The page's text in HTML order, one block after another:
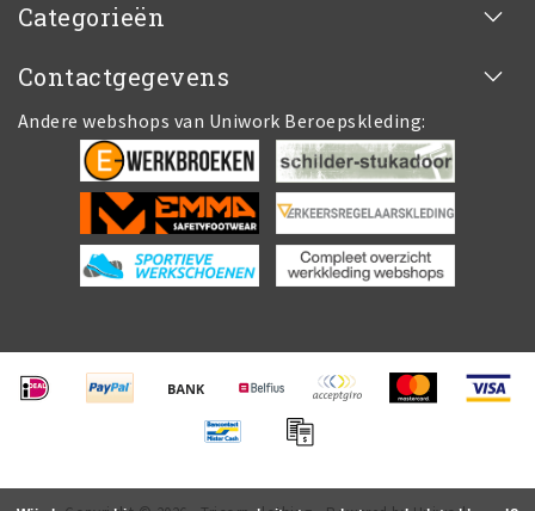
Categorieën
Contactgegevens
Andere webshops van Uniwork Beroepskleding: